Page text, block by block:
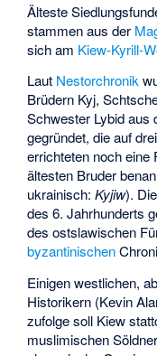
Älteste
stammen aus der
sich am Kiew-Kyrill-
Laut Nestorchronik
Brüdern Kyj,
Schwester Lybidaus
gegründet, die auf
errichteten noch eine
ältesten Bruder
ukrainisch:Kyjiw).
des 6. Jahrhunderts
des ostslawischen
byzantinischen
Einigen westlichen,
Historikern (Kevin
zufolge soll Kiew
muslimischen